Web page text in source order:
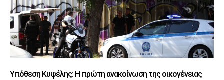
Υπόθεση Κυψέλης: Η πρώτη ανακοίνωση της οικογένειας